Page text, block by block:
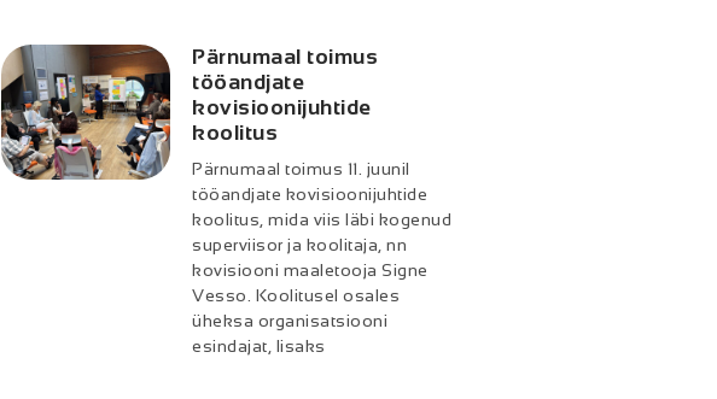
Pärnumaal toimus
tööandjate
kovisioonijuhtide
koolitus
Pärnumaal toimus 11. juunil
tööandjate kovisioonijuhtide
koolitus, mida viis läbi kogenud
superviisor ja koolitaja, nn
kovisiooni maaletooja Signe
Vesso. Koolitusel osales
üheksa organisatsiooni
esindajat, lisaks